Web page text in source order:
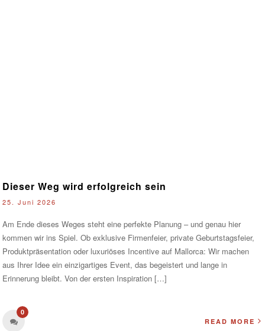
Dieser Weg wird erfolgreich sein
25. Juni 2026
Am Ende dieses Weges steht eine perfekte Planung – und genau hier
kommen wir ins Spiel. Ob exklusive Firmenfeier, private Geburtstagsfeier,
Produktpräsentation oder luxuriöses Incentive auf Mallorca: Wir machen
aus Ihrer Idee ein einzigartiges Event, das begeistert und lange in
Erinnerung bleibt. Von der ersten Inspiration […]
0
READ MORE